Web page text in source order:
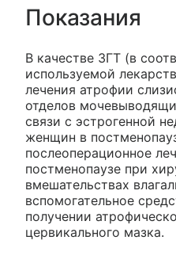
Показания
В качестве ЗГТ (в
используемой
лечения атрофии
отделов
связи с эстрогенной
женщин в
послеоперационное
постменопаузе при
вмешательствах
вспомогательное
получении
цервикального мазка.